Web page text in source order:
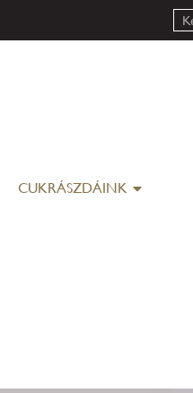
CUKRÁSZDÁINK